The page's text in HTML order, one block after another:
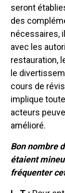
seront
des
nécessaires,
avec les
restauration,
le
cours de
implique
acteurs
amélioré.
Bon nombre
étaient
fréquenter